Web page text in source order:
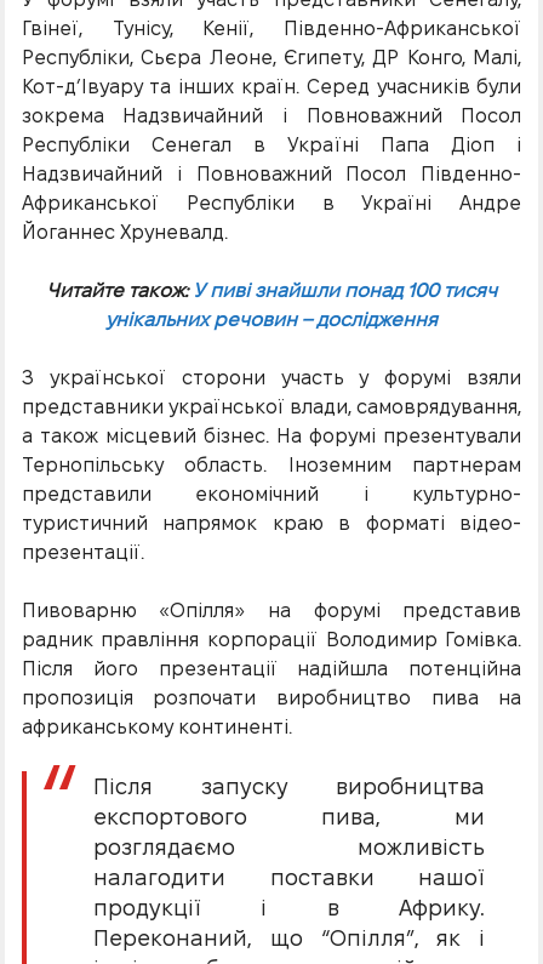
Гвінеї, Тунісу, Кенії, Південно-Африканської
Республіки, Сьєра Леоне, Єгипету, ДР Конго, Малі,
Кот-д’Івуару та інших країн. Серед учасників були
зокрема Надзвичайний і Повноважний Посол
Республіки Сенегал в Україні Папа Діоп і
Надзвичайний і Повноважний Посол Південно-
Африканської Республіки в Україні Андре
Йоганнес Хруневалд.
Читайте також: У пиві знайшли понад 100 тисяч
унікальних речовин – дослідження
З української сторони участь у форумі взяли
представники української влади, самоврядування,
а також місцевий бізнес. На форумі презентували
Тернопільську область. Іноземним партнерам
представили економічний і культурно-
туристичний напрямок краю в форматі відео-
презентації.
Пивоварню «Опілля» на форумі представив
радник правління корпорації Володимир Гомівка.
Після його презентації надійшла потенційна
пропозиція розпочати виробництво пива на
африканському континенті.
Після запуску виробництва
експортового пива, ми
розглядаємо можливість
налагодити поставки нашої
продукції і в Африку.
Переконаний, що “Опілля”, як і